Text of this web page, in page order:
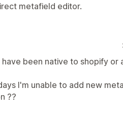
metafield editor.
have been native to shopify or
I'm unable to add new
??